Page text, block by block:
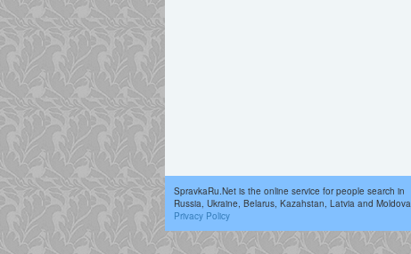
SpravkaRu.Net is the online service for people search in
Russia, Ukraine, Belarus, Kazahstan, Latvia and Moldova.
Privacy Policy